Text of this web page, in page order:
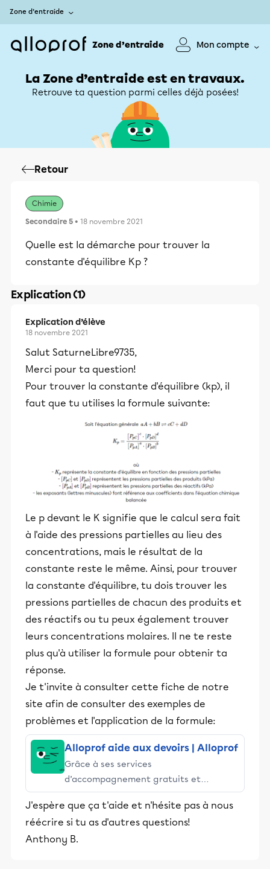
Zone d’entraide
Zone d’entraide Mon compte
La Zone d’entraide est en travaux.
Retrouve ta question parmi celles déjà posées!
Retour
Chimie
Secondaire 5 • 18 novembre 2021
Quelle est la démarche pour trouver la
constante d'équilibre Kp ?
Explication (1)
Explication d’élève
18 novembre 2021
Salut SaturneLibre9735,
Merci pour ta question!
Pour trouver la constante d'équilibre (kp), il
faut que tu utilises la formule suivante:
Le p devant le K signifie que le calcul sera fait
à l'aide des pressions partielles au lieu des
concentrations, mais le résultat de la
constante reste le même. Ainsi, pour trouver
la constante d'équilibre, tu dois trouver les
pressions partielles de chacun des produits et
des réactifs ou tu peux également trouver
leurs concentrations molaires. Il ne te reste
plus qu'à utiliser la formule pour obtenir ta
réponse.
Je t'invite à consulter cette fiche de notre
site afin de consulter des exemples de
problèmes et l'application de la formule:
Alloprof aide aux devoirs | Alloprof
Grâce à ses services
d’accompagnement gratuits et
stimulants, Alloprof engage les élèves
et leurs parents dans la réussite
éducative.
J'espère que ça t'aide et n'hésite pas à nous
réécrire si tu as d'autres questions!
Anthony B.